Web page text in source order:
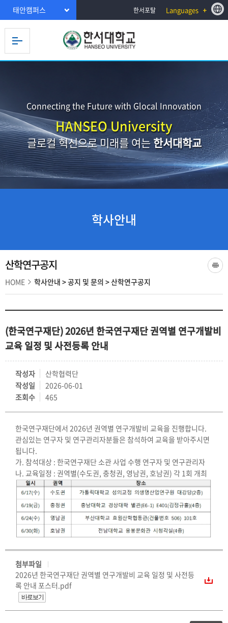
태안캠퍼스 한서포탈 Languages
Connecting the Future with Glocal Innovation
HANSEO University
글로컬 혁신으로 미래를 여는한서대학교
학사안내
산학연구공지
HOME 학사안내 >공지 및 문의 >산학연구공지
(한국연구재단) 2026년 한국연구재단 권역별 연구개발비
교육 일정 및 사전등록 안내
작성자
산학협력단
작성일
2026-06-01
조회수
465
한국연구재단에서 2026년 권역별 연구개발비 교육을 진행합니다.
관심있는 연구자 및 연구관리자분들은 참석하여 교육을 받아주시면
됩니다.
가. 참석대상 : 한국연구재단 소관 사업 수행 연구자 및 연구관리자
나. 교육일정 : 권역별(수도권, 충청권, 영남권, 호남권) 각 1회 개최
첨부파일
2026년 한국연구재단 권역별 연구개발비 교육 일정 및 사전등
록 안내 포스터.pdf